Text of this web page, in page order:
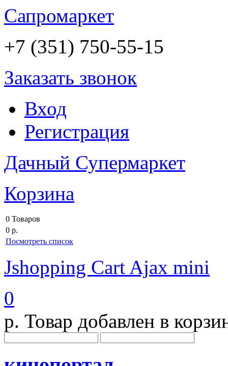
Сапромаркет
+7 (351) 750-55-15
Заказать звонок
Вход
Регистрация
Дачный Супермаркет
Корзина
0 Товаров
0 р.
Посмотреть список
Jshopping Cart Ajax mini
0
р. Товар добавлен в